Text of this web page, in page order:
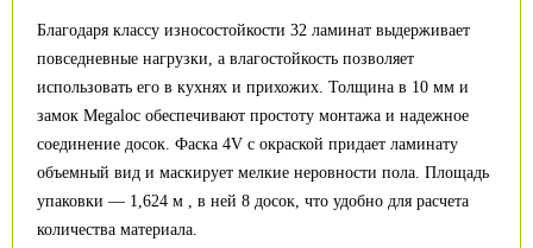
Благодаря классу износостойкости 32 ламинат выдерживает
повседневные нагрузки, а влагостойкость позволяет
использовать его в кухнях и прихожих. Толщина в 10 мм и
замок Megaloc обеспечивают простоту монтажа и надежное
соединение досок. Фаска 4V с окраской придает ламинату
объемный вид и маскирует мелкие неровности пола. Площадь
упаковки — 1,624 м , в ней 8 досок, что удобно для расчета
количества материала.